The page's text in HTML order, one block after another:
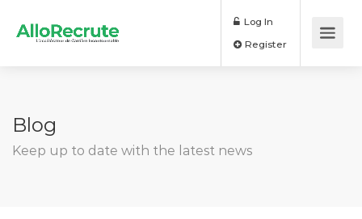
Log In
Blog
Keep up to date with the latest news